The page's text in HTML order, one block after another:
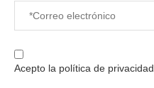
Acepto la política de privacidad